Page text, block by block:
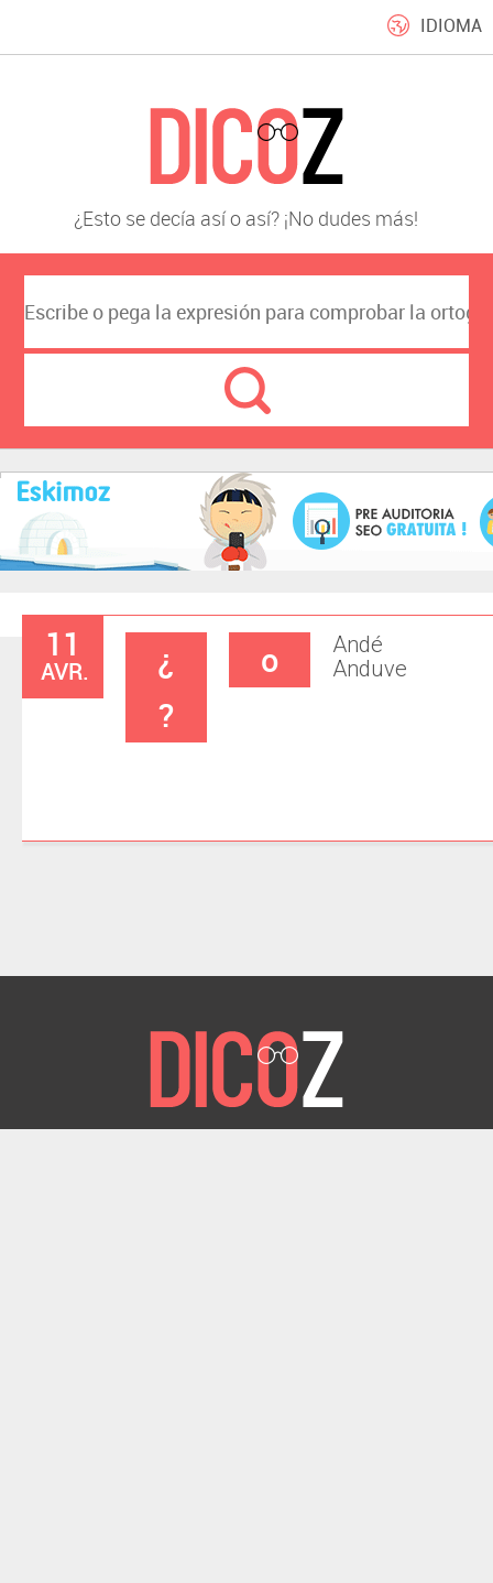
IDIOMA
¿Esto se decía así o así? ¡No dudes más!
11
AVR. ¿ Andé
o Anduve
?